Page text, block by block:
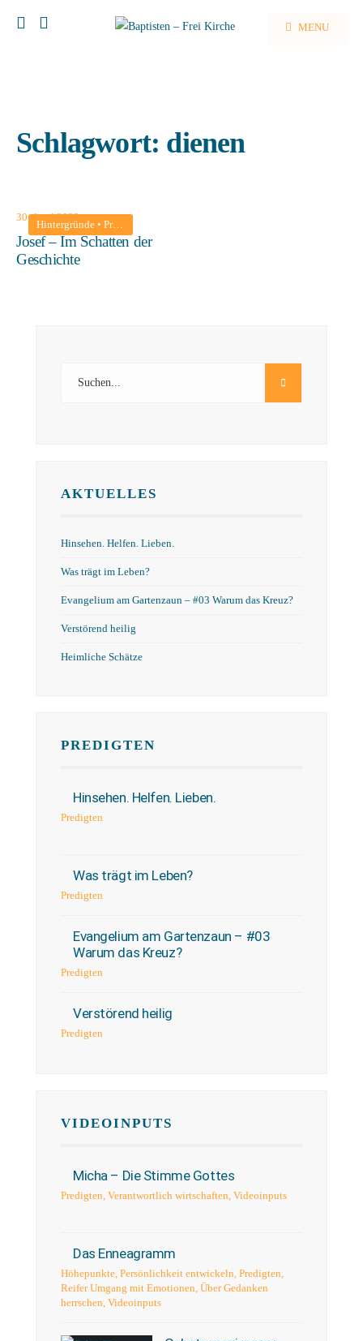
MENU
Schlagwort: dienen
Hintergründe • Predigten
30. April 2023
Josef – Im Schatten der
Geschichte
AKTUELLES
Hinsehen. Helfen. Lieben.
Was trägt im Leben?
Evangelium am Gartenzaun – #03 Warum das Kreuz?
Verstörend heilig
Heimliche Schätze
PREDIGTEN
Hinsehen. Helfen. Lieben.
Predigten
Was trägt im Leben?
Predigten
Evangelium am Gartenzaun – #03
Warum das Kreuz?
Predigten
Verstörend heilig
Predigten
VIDEOINPUTS
Micha – Die Stimme Gottes
Predigten, Verantwortlich wirtschaften, Videoinputs
Das Enneagramm
Höhepunkte, Persönlichkeit entwickeln, Predigten,
Reifer Umgang mit Emotionen, Über Gedanken
herrschen, Videoinputs